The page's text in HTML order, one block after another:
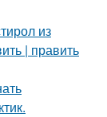
из
| править